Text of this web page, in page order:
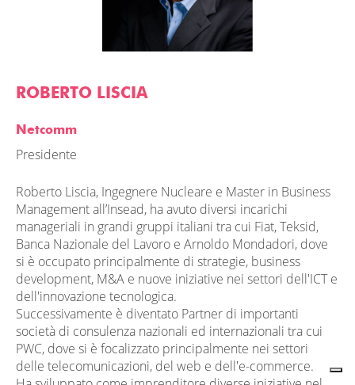
ROBERTO LISCIA
Netcomm
Presidente
Roberto Liscia, Ingegnere Nucleare e Master in Business
Management all’Insead, ha avuto diversi incarichi
manageriali in grandi gruppi italiani tra cui Fiat, Teksid,
Banca Nazionale del Lavoro e Arnoldo Mondadori, dove
si è occupato principalmente di strategie, business
development, M&A e nuove iniziative nei settori dell'ICT e
dell'innovazione tecnologica.
Successivamente è diventato Partner di importanti
società di consulenza nazionali ed internazionali tra cui
PWC, dove si è focalizzato principalmente nei settori
delle telecomunicazioni, del web e dell'e-commerce.